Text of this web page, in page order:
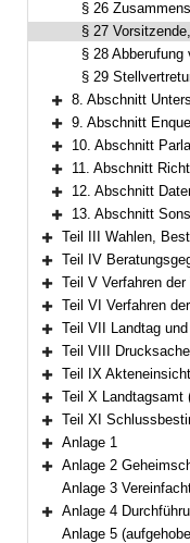
§ 26
§ 27
§ 28 Abberufung von
§ 29
Bereich erweitern
8. Abschnitt
Bereich erweitern
9. Abschnitt
Bereich erweitern
10. Abschnitt
Bereich erweitern
11. Abschnitt
Bereich erweitern
12. Abschnitt
Bereich erweitern
13. Abschnitt
Bereich erweitern
Teil III Wahlen,
Bereich erweitern
Teil IV
Bereich erweitern
Teil V Verfahren
Bereich erweitern
Teil VI Verfahren
Bereich erweitern
Teil VII Landtag
Bereich erweitern
Teil VIII Drucksachen,
Bereich erweitern
Teil IX Akteneinsicht und
Bereich erweitern
Teil X Landtagsamt
Bereich erweitern
Teil XI
Bereich erweitern
Anlage 1
Bereich erweitern
Anlage 2
Anlage 3
Bereich erweitern
Anlage 4 Durchführung der
Anlage 5